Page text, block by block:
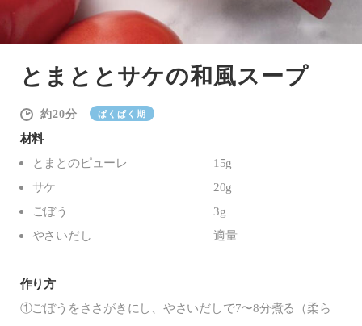
とまととサケの和風スープ
20 ぱくぱく期
材料
とまとのピューレ 15g
サケ 20g
ごぼう 3g
やさいだし 適量
作り方
①ごぼうをささがきにし、やさいだしで7〜8分煮る（柔ら